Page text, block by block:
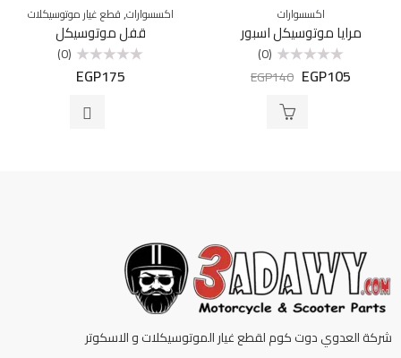
اكسسوارات
مرايا موتوسيكل اسبور
التقييم
(0)
EGP105
EGP140
اكسسوارات,قطع غيار موتوسيكلات
قفل موتوسيكل
التقييم
(0)
EGP175
شركة العدوي دوت كوم لقطع غيار الموتوسيكلات و الاسكوتر